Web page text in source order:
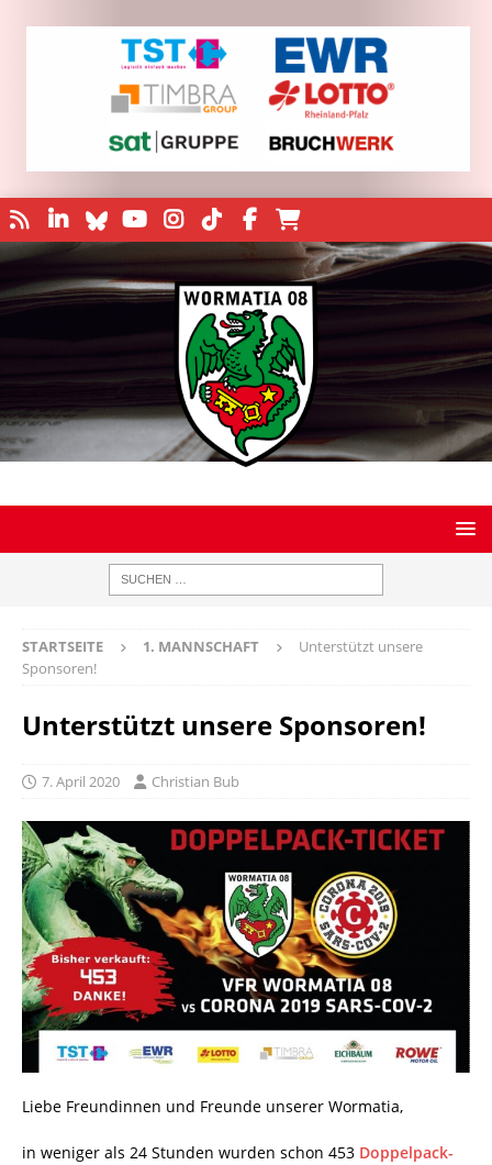
STARTSEITE 1. MANNSCHAFT
Unterstützt unsere
Sponsoren!
Unterstützt unsere Sponsoren!
7. April 2020 Christian Bub
Liebe Freundinnen und Freunde unserer Wormatia,
in weniger als 24 Stunden wurden schon 453 Doppelpack-